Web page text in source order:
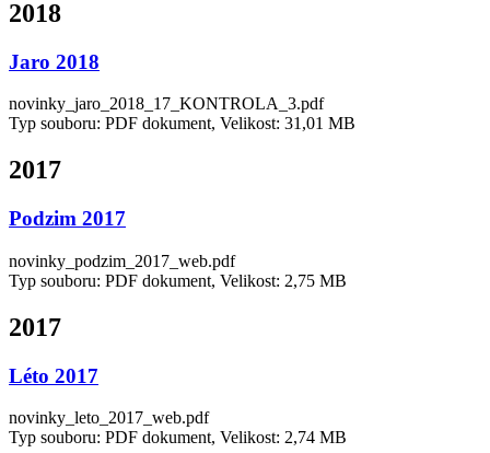
2018
Jaro 2018
novinky_jaro_2018_17_KONTROLA_3.pdf
Typ souboru: PDF dokument, Velikost: 31,01 MB
2017
Podzim 2017
novinky_podzim_2017_web.pdf
Typ souboru: PDF dokument, Velikost: 2,75 MB
2017
Léto 2017
novinky_leto_2017_web.pdf
Typ souboru: PDF dokument, Velikost: 2,74 MB